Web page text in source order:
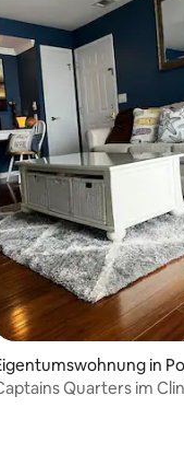
Bewertung: 4,95
in
Quarters im